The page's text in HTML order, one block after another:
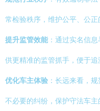
常检验秩序，维护公平、公正
提升监管效能 ：通过实名信
供更精准的监管抓手，便于追
优化车主体验 ：长远来看，
不必要的纠纷，保护守法车主